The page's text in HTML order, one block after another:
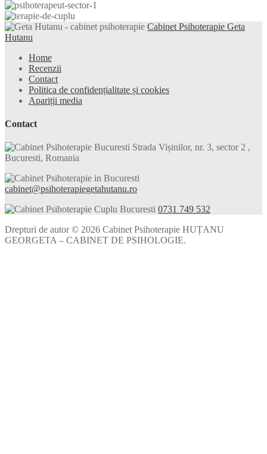
Cabinet Psihoterapie Geta
Hutanu
Home
Recenzii
Contact
Politica de confidențialitate și cookies
Apariții media
Contact
Strada Vișinilor, nr. 3, sector 2 ,
Bucuresti, Romania
cabinet@psihoterapiegetahutanu.ro
0731 749 532
Drepturi de autor © 2026 Cabinet Psihoterapie HUȚANU
GEORGETA – CABINET DE PSIHOLOGIE.